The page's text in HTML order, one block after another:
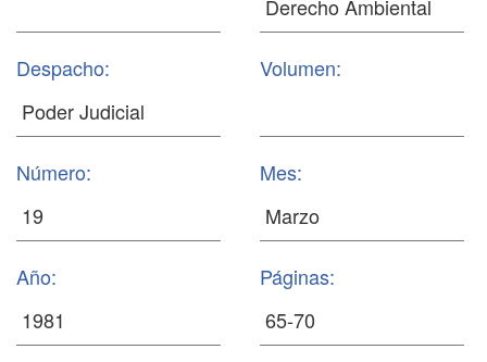
Despacho: Volumen:
Número: Mes:
Año: Páginas: